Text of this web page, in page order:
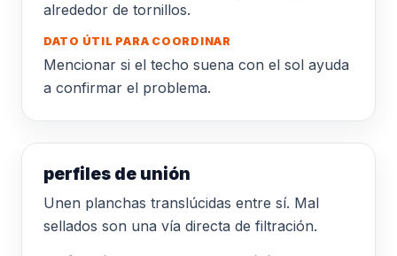
alrededor de tornillos.
DATO ÚTIL PARA COORDINAR
Mencionar si el techo suena con el sol ayuda
a confirmar el problema.
perfiles de unión
Unen planchas translúcidas entre sí. Mal
sellados son una vía directa de filtración.